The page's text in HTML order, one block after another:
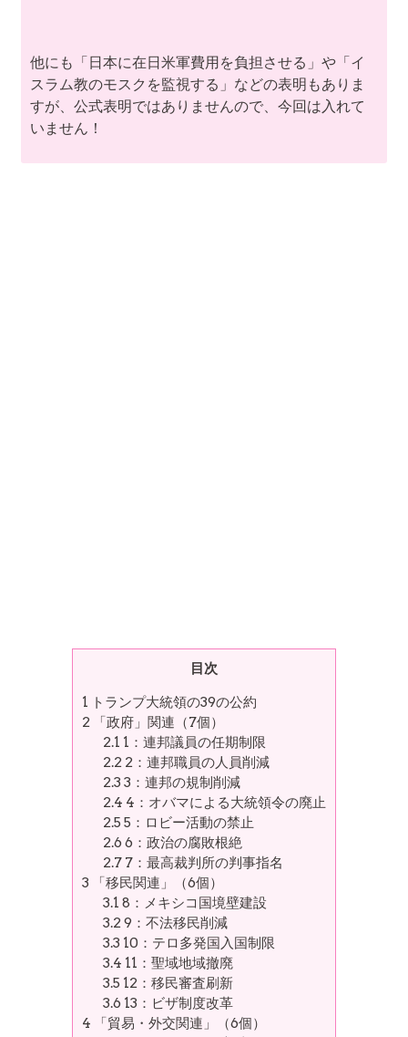
他にも「日本に在日米軍費用を負担させる」や「イ
スラム教のモスクを監視する」などの表明もありま
すが、公式表明ではありませんので、今回は入れて
いません！
目次
1 トランプ大統領の39の公約
2 「政府」関連（7個）
2.1 1：連邦議員の任期制限
2.22：連邦職員の人員削減
2.3 3：連邦の規制削減
2.4 4：オバマによる大統領令の廃止
2.5 5：ロビー活動の禁止
2.6 6：政治の腐敗根絶
2.77：最高裁判所の判事指名
3 「移民関連」（6個）
3.1 8：メキシコ国境壁建設
3.29：不法移民削減
3.3 10：テロ多発国入国制限
3.4 11：聖域地域撤廃
3.5 12：移民審査刷新
3.6 13：ビザ制度改革
4 「貿易・外交関連」（6個）